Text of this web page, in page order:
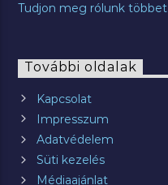
Tudjon meg rólunk többet
További oldalak
Kapcsolat
Impresszum
Adatvédelem
Süti kezelés
Médiaajánlat